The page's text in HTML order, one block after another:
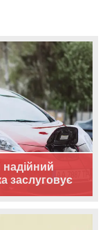
надійний
заслуговує